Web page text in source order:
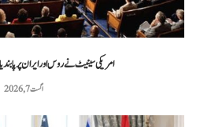
امریکی سینیٹ نے روس اور ایران پر
اگست 7, 2026